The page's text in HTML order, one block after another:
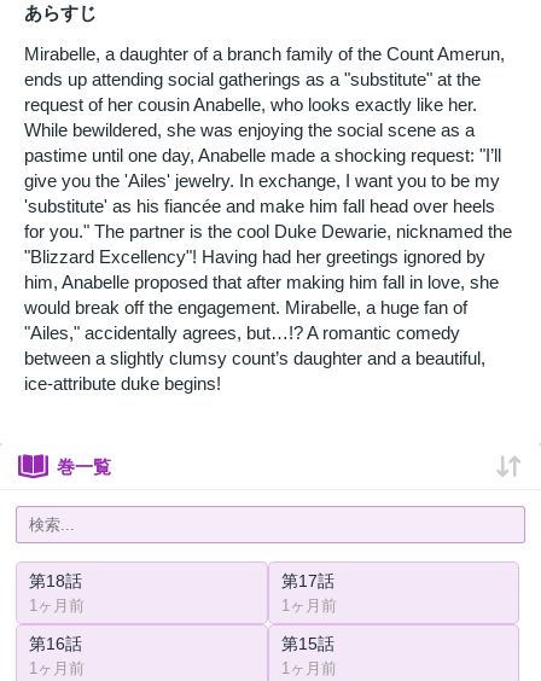
あらすじ
Mirabelle, a daughter of a branch family of the Count Amerun,
ends up attending social gatherings as a "substitute" at the
request of her cousin Anabelle, who looks exactly like her.
While bewildered, she was enjoying the social scene as a
pastime until one day, Anabelle made a shocking request: "I’ll
give you the 'Ailes' jewelry. In exchange, I want you to be my
'substitute' as his fiancée and make him fall head over heels
for you." The partner is the cool Duke Dewarie, nicknamed the
"Blizzard Excellency"! Having had her greetings ignored by
him, Anabelle proposed that after making him fall in love, she
would break off the engagement. Mirabelle, a huge fan of
"Ailes," accidentally agrees, but…!? A romantic comedy
between a slightly clumsy count’s daughter and a beautiful,
ice-attribute duke begins!
巻一覧
第18話
1ヶ月前
第17話
1ヶ月前
第16話
1ヶ月前
第15話
1ヶ月前